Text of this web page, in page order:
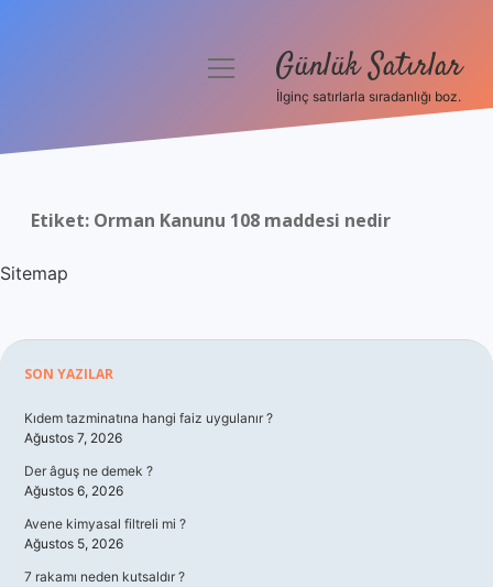
Hakkımızda
menüyü Günlük Satırlar
İlginç satırlarla sıradanlığı boz.
Etiket: Orman Kanunu 108 maddesi nedir
Sitemap
Sidebar
SON YAZILAR
Kıdem tazminatına hangi faiz uygulanır ?
Ağustos 7, 2026
Der âguş ne demek ?
Ağustos 6, 2026
Avene kimyasal filtreli mi ?
Ağustos 5, 2026
7 rakamı neden kutsaldır ?